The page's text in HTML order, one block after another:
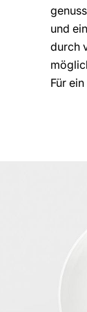
und
durch
Für